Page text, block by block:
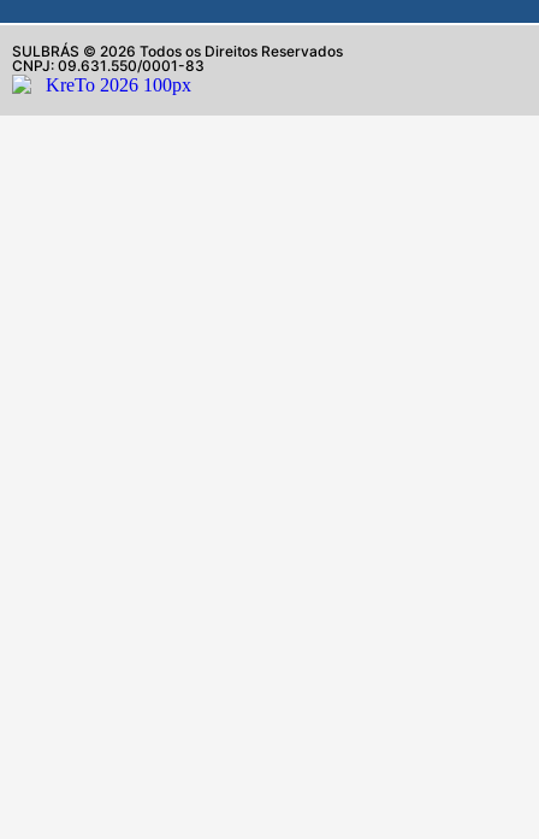
SULBRÁS © 2026 Todos os Direitos Reservados
CNPJ: 09.631.550/0001-83